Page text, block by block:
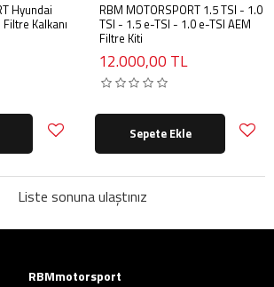
Hyundai
Kalkanı
RBM MOTORSPORT 1.5 TSI - 1.0
TSI - 1.5 e-TSI - 1.0 e-TSI AEM
Filtre Kiti
12.000,00 TL
Sepete Ekle
Liste sonuna ulaştınız
RBMmotorsport